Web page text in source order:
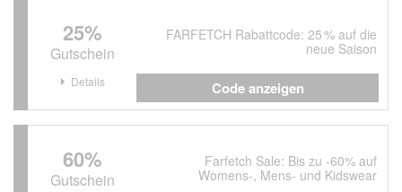
25%
Gutschein
FARFETCH Rabattcode: 25 % auf die
neue Saison
Details Code anzeigen
60%
Gutschein
Farfetch Sale: Bis zu -60% auf
Womens-, Mens- und Kidswear